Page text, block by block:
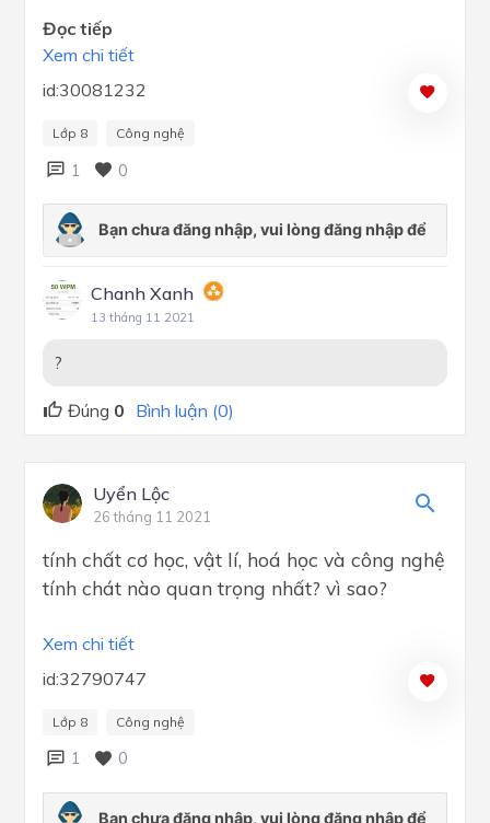
Đọc tiếp
Xem chi tiết
id:30081232
Lớp 8 Công nghệ
1 0
Chanh Xanh
13 tháng 11 2021
?
Đúng 0 Bình luận (0)
Uyển Lộc
26 tháng 11 2021
tính chất cơ học, vật lí, hoá học và công nghệ
tính chát nào quan trọng nhất? vì sao?
Xem chi tiết
id:32790747
Lớp 8 Công nghệ
1 0